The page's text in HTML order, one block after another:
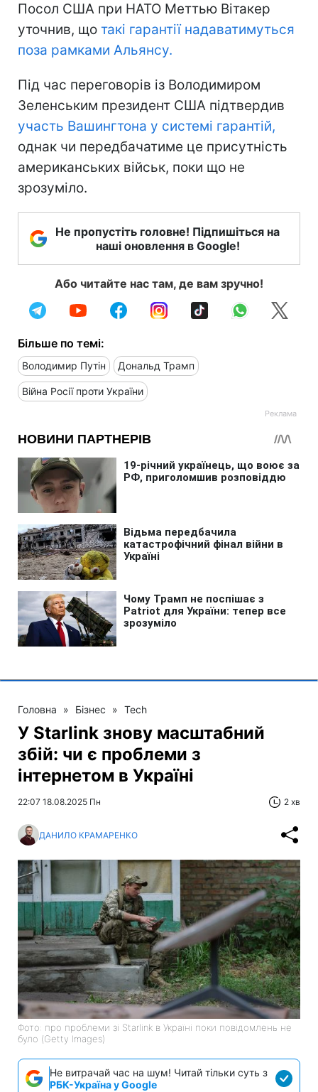
Посол США при НАТО Меттью Вітакер
уточнив, що такі гарантії надаватимуться
поза рамками Альянсу.
Під час переговорів із Володимиром
Зеленським президент США підтвердив
участь Вашингтона у системі гарантій,
однак чи передбачатиме це присутність
американських військ, поки що не
зрозуміло.
Не пропустіть головне! Підпишіться на
наші оновлення в Google!
Або читайте нас там, де вам зручно!
Більше по темі:
Володимир Путін Дональд Трамп
Війна Росії проти України
Головна » Бізнес » Tech
У Starlink знову масштабний
збій: чи є проблеми з
інтернетом в Україні
22:07 18.08.2025 Пн 2 хв
ДАНИЛО КРАМАРЕНКО
Фото: про проблеми зі Starlink в Україні поки повідомлень не
було (Getty Images)
Не витрачай час на шум! Читай тільки суть з
РБК-Україна у Google